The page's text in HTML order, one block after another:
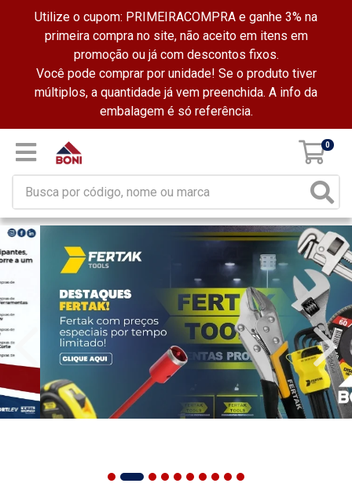
Utilize o cupom: PRIMEIRACOMPRA e ganhe 3% na
primeira compra no site, não aceito em itens em
promoção ou já com descontos fixos.
Você pode comprar por unidade! Se o produto tiver
múltiplos, a quantidade já vem preenchida. A info da
embalagem é só referência.
0